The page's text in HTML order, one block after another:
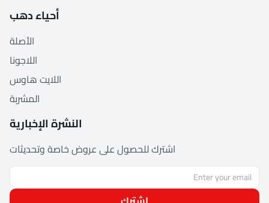
أحياء دهب
الأصلة
اللاجونا
اللايت هاوس
المشربة
النشرة الإخبارية
اشترك للحصول على عروض خاصة وتحديثات